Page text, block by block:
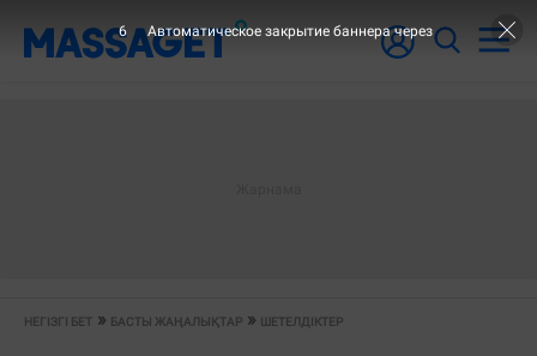
НЕГІЗГІ БЕТ БАСТЫ ЖАҢАЛЫҚТАР ШЕТЕЛДІКТЕР
6 Автоматическое закрытие баннера через